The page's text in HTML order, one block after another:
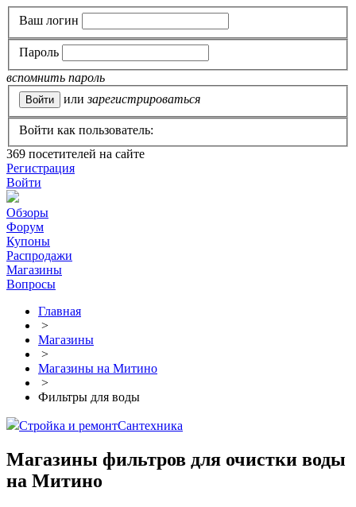
Ваш логин
Пароль
вспомнить пароль
или зарегистрироваться
Войти как пользователь:
369 посетителей на сайте
Регистрация
Войти
Обзоры
Форум
Купоны
Распродажи
Магазины
Вопросы
Главная
>
Магазины
>
Магазины на Митино
>
Фильтры для воды
Стройка и ремонтСантехника
Магазины фильтров для очистки воды
на Митино